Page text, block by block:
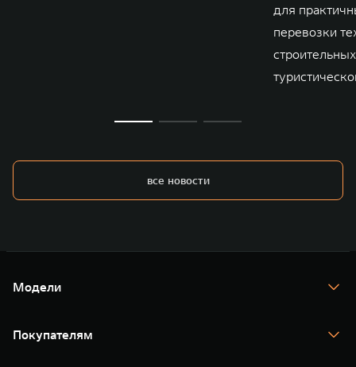
для
перевозки
все новости
Модели
TANK 400
TANK 500
Покупателям